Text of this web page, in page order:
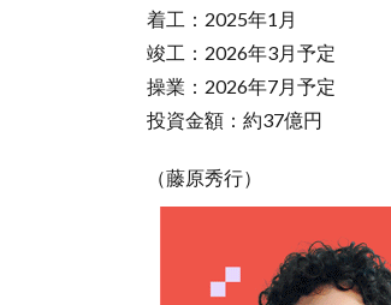
着工：2025年1月
竣工：2026年3月予定
操業：2026年7月予定
投資金額：約37億円
（藤原秀行）